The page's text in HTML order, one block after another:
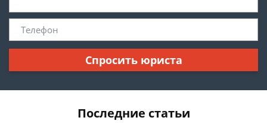
Спросить юриста
Последние статьи